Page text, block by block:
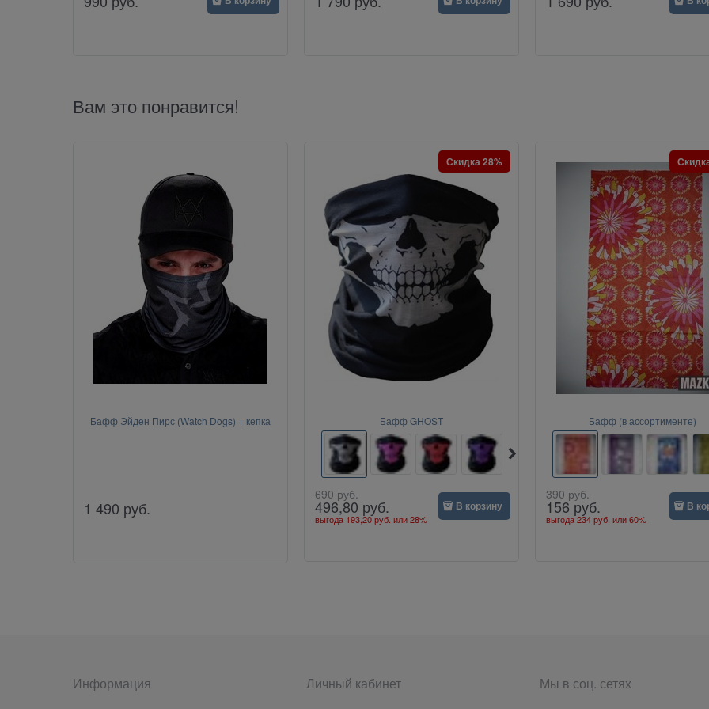
Вам это понравится!
Бафф Эйден Пирс (Watch Dogs) + кепка
1 490 руб.
Бафф GHOST
Скидка 28%
690 руб.
496,80 руб.
выгода 193,20 руб. или28%
В корзину
Бафф (в ассортименте)
390 руб.
156 руб.
выгода234 руб. или60%
В
Информация Личный кабинет Мы в соц. сетях